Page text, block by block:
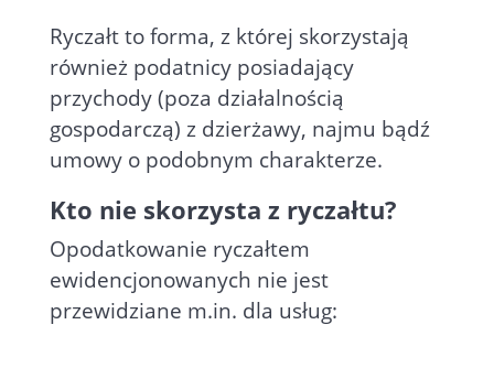
Ryczałt to forma, z której skorzystają
również podatnicy posiadający
przychody (poza działalnością
gospodarczą) z dzierżawy, najmu bądź
umowy o podobnym charakterze.
Kto nie skorzysta z ryczałtu?
Opodatkowanie ryczałtem
ewidencjonowanych nie jest
przewidziane m.in. dla usług: